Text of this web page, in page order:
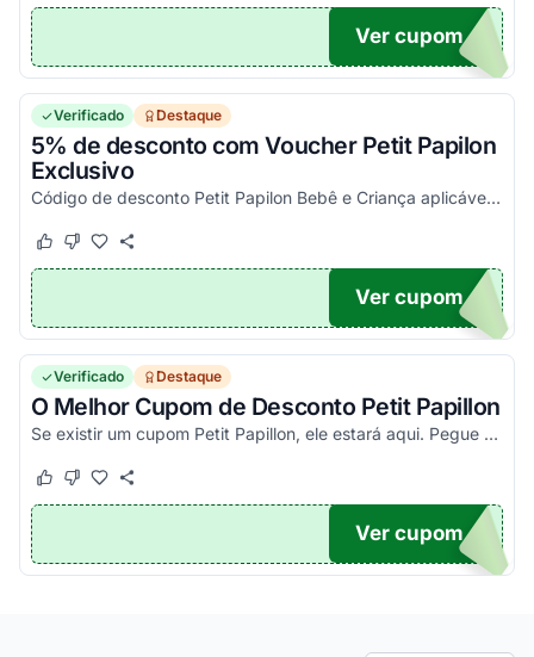
1RPP
Ver cupom
Verificado Destaque
5% de desconto com Voucher Petit Papilon
Exclusivo
Código de desconto Petit Papilon Bebê e Criança aplicável em compras de produtos específicos, não cumulativo com outros descontos ou promoções.
Este cupom funcionou
Este cupom não funcionou
POM5
Ver cupom
Verificado Destaque
O Melhor Cupom de Desconto Petit Papillon
Se existir um cupom Petit Papillon, ele estará aqui. Pegue seu código promocional e confira agora!
Este cupom funcionou
Este cupom não funcionou
TICO
Ver cupom